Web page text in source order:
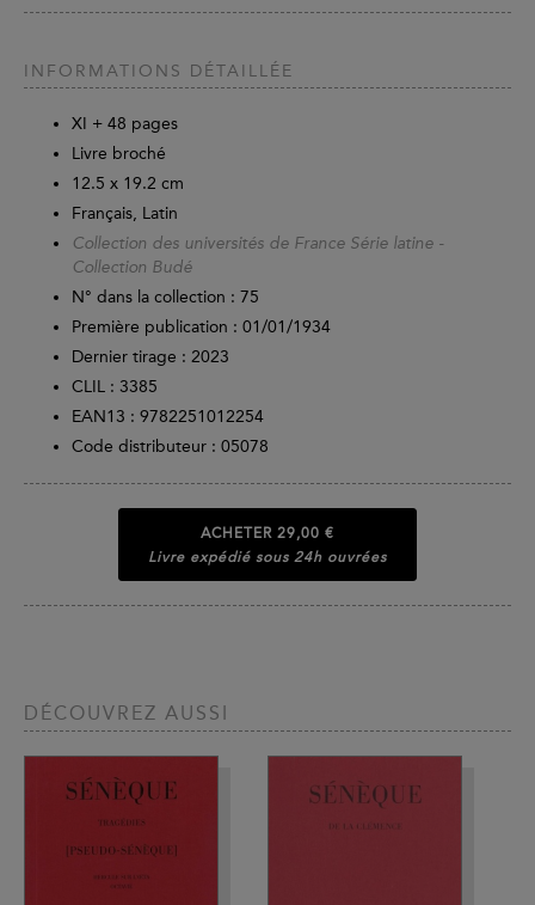
INFORMATIONS DÉTAILLÉE
XI + 48 pages
Livre broché
12.5 x 19.2 cm
Français, Latin
Collection des universités de France Série latine -
Collection Budé
N° dans la collection : 75
Première publication : 01/01/1934
Dernier tirage : 2023
CLIL : 3385
EAN13 : 9782251012254
Code distributeur : 05078
ACHETER 29,00 €
Livre expédié sous 24h ouvrées
DÉCOUVREZ AUSSI